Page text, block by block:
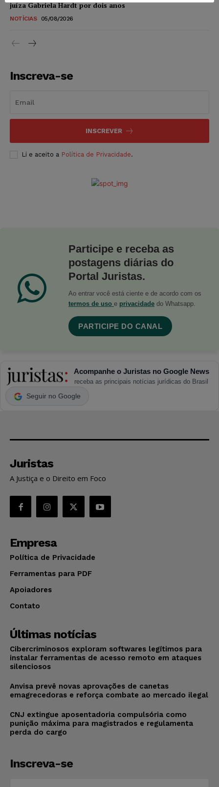
juíza Gabriela Hardt por dois anos
NOTÍCIAS 05/08/2026
Inscreva-se
INSCREVER
Li e aceito a Política de Privacidade.
Participe e receba as
postagens diárias do
Portal Juristas.
Ao entrar você está ciente e de acordo com os
termos de uso e privacidade do Whatsapp.
PARTICIPE DO CANAL
Acompanhe o Juristas no Google News
receba as principais notícias jurídicas do Brasil
Seguir no Google
Juristas
A Justiça e o Direito em Foco
Empresa
Política de Privacidade
Ferramentas para PDF
Apoiadores
Contato
Últimas notícias
Cibercriminosos exploram softwares legítimos para
instalar ferramentas de acesso remoto em ataques
silenciosos
Anvisa prevê novas aprovações de canetas
emagrecedoras e reforça combate ao mercado ilegal
CNJ extingue aposentadoria compulsória como
punição máxima para magistrados e regulamenta
perda do cargo
Inscreva-se